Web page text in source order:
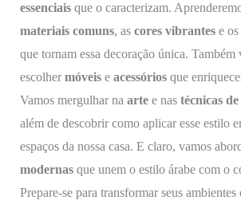
essenciaisque o caracterizam.
materiais comuns, as cores vibrantese os
que tornam essa decoração única. Também
escolher móveise acessóriosque
Vamos mergulhar na artee nas técnicas
além de descobrir como aplicar esse estilo
espaços da nossa casa. E claro, vamos
modernasque unem o estilo árabe com o
Prepare-se para transformar seus